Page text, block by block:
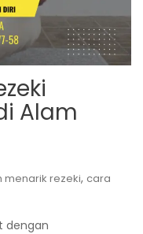
Alam
menarik rezeki, cara
dengan